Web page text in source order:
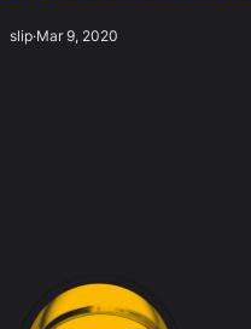
slip·Mar 9, 2020